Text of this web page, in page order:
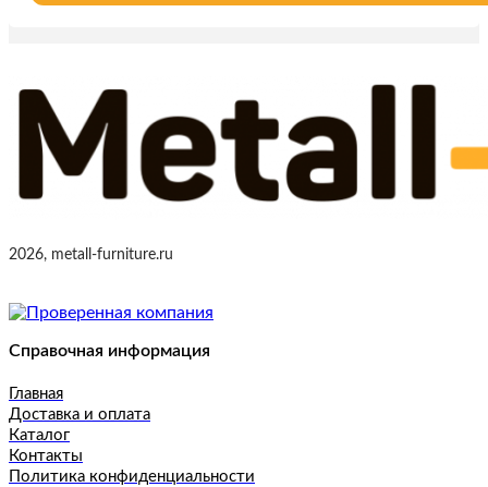
2026, metall-furniture.ru
Справочная информация
Главная
Доставка и оплата
Каталог
Контакты
Политика конфиденциальности